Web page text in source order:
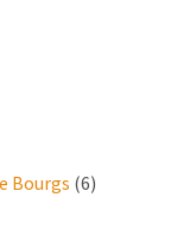
Bourgs (6)